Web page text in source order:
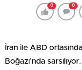
0 0
İran ile ABD
Boğazı’nda